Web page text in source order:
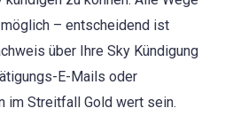
– entscheidend ist
über Ihre Sky Kündigung
E-Mails oder
im Streitfall Gold wert sein.